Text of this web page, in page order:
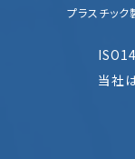
プラスチッ
当社